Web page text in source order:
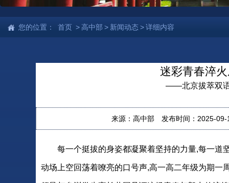
您的位置： 首页 >高中部 > 新闻动态>详细内容
迷彩青春淬
——北京拔萃双语
来源：高中部 发布时间：2025-
每一个挺拔的身姿都凝聚着坚持的力量,每一道
动场上空回荡着嘹亮的口号声,高一高二年级为期一